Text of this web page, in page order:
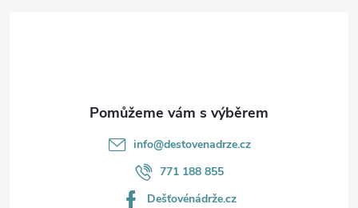
info@destovenadrze.cz
771 188 855
Dešťovénádrže.cz